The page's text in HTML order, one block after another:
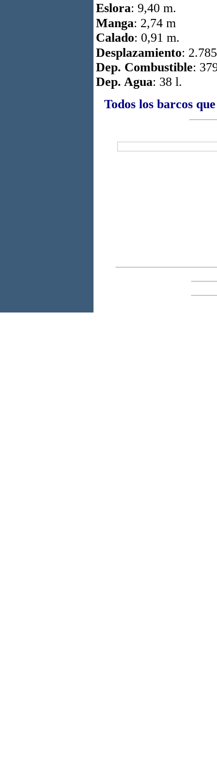
Eslora: 9,40 m.
Manga: 2,74 m
Calado: 0,91 m.
Desplazamiento:
Dep. Combustible:
Dep. Agua: 38 l.
Todos los barcos